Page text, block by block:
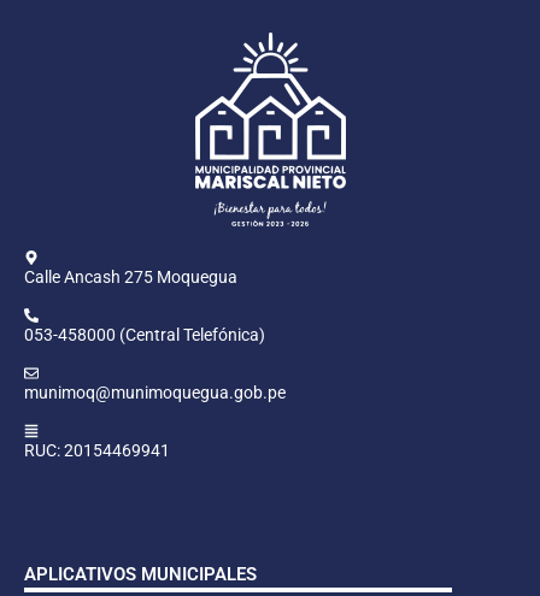
Calle Ancash 275 Moquegua
053-458000 (Central Telefónica)
munimoq@munimoquegua.gob.pe
RUC: 20154469941
APLICATIVOS MUNICIPALES